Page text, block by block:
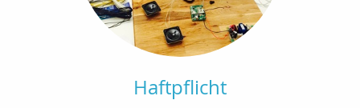
Haftpflicht